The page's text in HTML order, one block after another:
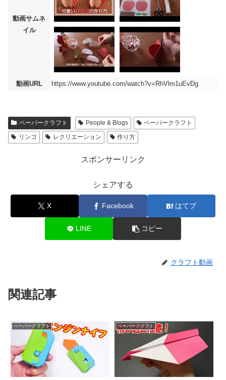
動画サムネ
イル
動画URL https://www.youtube.com/watch?v=RhVlm1uEvDg
ペーパークラフト People & Blogs
ペーパークラフト
リンゴ
レクリエーション 作り方
スポンサーリンク
シェアする
X Facebook はてブ
LINE コピー
クラフト動画
関連記事
ペーパークラフト ペーパークラフト